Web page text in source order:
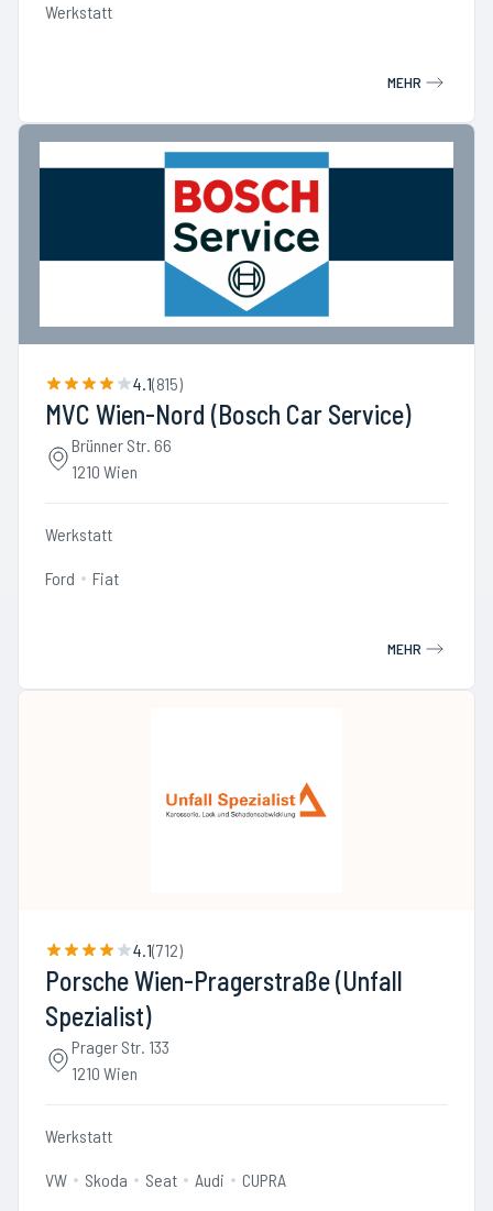
Werkstatt
MEHR
4.1(815)
MVC Wien-Nord (Bosch Car Service)
Brünner Str. 66
1210 Wien
Werkstatt
Ford Fiat
MEHR
4.1(712)
Porsche Wien-Pragerstraße (Unfall
Spezialist)
Prager Str. 133
1210 Wien
Werkstatt
VW Skoda Seat Audi CUPRA